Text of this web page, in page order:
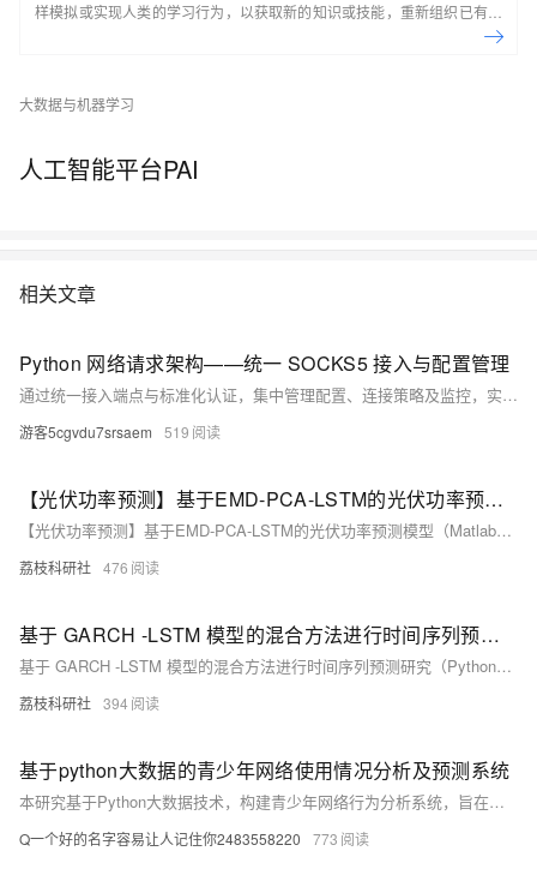
样模拟或实现人类的学习行为，以获取新的知识或技能，重新组织已有的
知识结构使之不断改善自身的性能，它是使计算机具有智能的根本途径，
大数据与机器学习
人工智能平台PAI
相关文章
Python 网络请求架构——统一 SOCKS5 接入与配置管理
通过统一接入端点与标准化认证，集中管理配置、连接策略及监控，实现跨技术栈的一致性网络出口，提升系统稳定性、可维护性与可观测性。
游客5cgvdu7srsaem 519
【光伏功率预测】基于EMD-PCA-LSTM的光伏功率预测模型（Matlab代码实现）
【光伏功率预测】基于EMD-PCA-LSTM的光伏功率预测模型（Matlab代码实现）
荔枝科研社 476
基于 GARCH -LSTM 模型的混合方法进行时间序列预测研究（Python代码实现）
基于 GARCH -LSTM 模型的混合方法进行时间序列预测研究（Python代码实现）
荔枝科研社 394
基于python大数据的青少年网络使用情况分析及预测系统
本研究基于Python大数据技术，构建青少年网络行为分析系统，旨在破解现有防沉迷模式下用户画像模糊、预警滞后等难题。通过整合多平台亿级数据，运用机器学习实现精准行为预测与实时干预，推动数字治理向“数据驱动”转型，为家庭、学校及政府提供科学决策支持，助力青少年健康上网。
Q一个好的名字容易让人记住你2483558220 773